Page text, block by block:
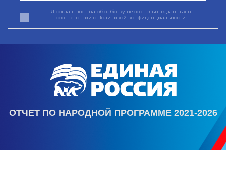
Я соглашаюсь на обработку персональных данных в
соответствии с Политикой конфиденциальности
ОТЧЕТ ПО НАРОДНОЙ ПРОГРАММЕ 2021-2026